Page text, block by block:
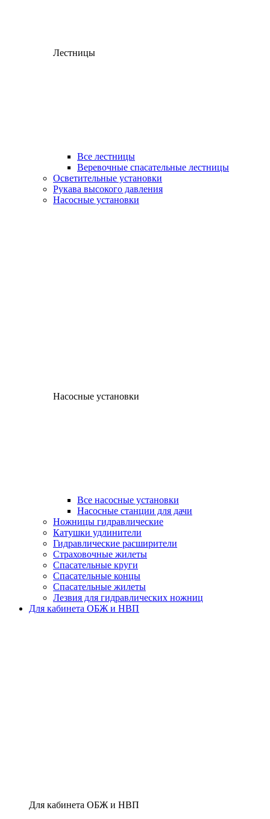
Лестницы
Все лестницы
Веревочные спасательные лестницы
Осветительные установки
Рукава высокого давления
Насосные установки
Насосные установки
Все насосные установки
Насосные станции для дачи
Ножницы гидравлические
Катушки удлинители
Гидравлические расширители
Страховочные жилеты
Спасательные круги
Спасательные концы
Спасательные жилеты
Лезвия для гидравлических ножниц
Для кабинета ОБЖ и НВП
Для кабинета ОБЖ и НВП